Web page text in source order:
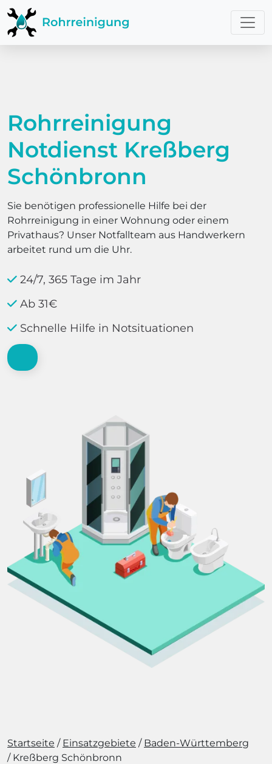
Rohrreinigung
Notdienst Kreßberg
Schönbronn
Sie benötigen professionelle Hilfe bei der
Rohrreinigung in einer Wohnung oder einem
Privathaus? Unser Notfallteam aus Handwerkern
arbeitet rund um die Uhr.
24/7, 365 Tage im Jahr
Ab 31€
Schnelle Hilfe in Notsituationen
Startseite Einsatzgebiete
Baden-Württemberg
Kreßberg Schönbronn